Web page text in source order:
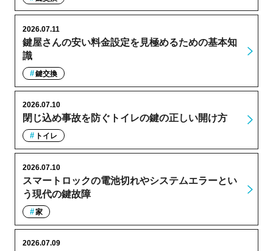
鍵屋さんの安い料金設定を見極めるための基本知
識
2026.07.11
鍵交換
閉じ込め事故を防ぐトイレの鍵の正しい開け方
2026.07.10
トイレ
スマートロックの電池切れやシステムエラーとい
う現代の鍵故障
2026.07.10
家
2026.07.09